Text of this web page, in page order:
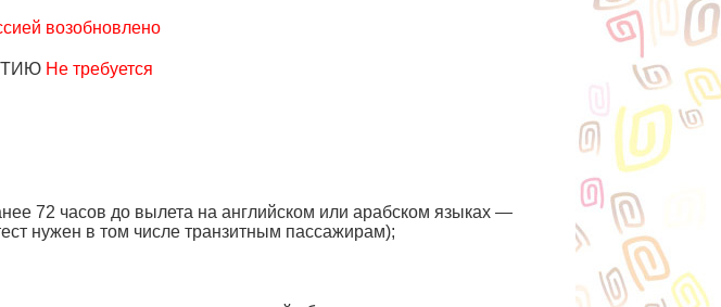
возобновлено
Не требуется
72 часов до вылета на английском или арабском языках —
нужен в том числе транзитным пассажирам);